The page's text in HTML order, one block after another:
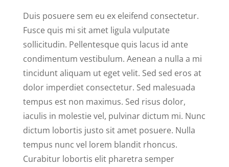
Duis posuere sem eu ex eleifend consectetur.
Fusce quis mi sit amet ligula vulputate
sollicitudin. Pellentesque quis lacus id ante
condimentum vestibulum. Aenean a nulla a mi
tincidunt aliquam ut eget velit. Sed sed eros at
dolor imperdiet consectetur. Sed malesuada
tempus est non maximus. Sed risus dolor,
iaculis in molestie vel, pulvinar dictum mi. Nunc
dictum lobortis justo sit amet posuere. Nulla
tempus nunc vel lorem blandit rhoncus.
Curabitur lobortis elit pharetra semper